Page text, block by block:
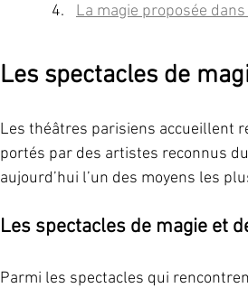
La magie proposée
Les spectacles de
Les théâtres parisiens accueillent
portés par des artistes reconnus
aujourd’hui l’un des moyens les
Les spectacles de magie et
Parmi les spectacles qui